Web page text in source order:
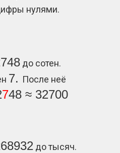
нулями.
до сотен.
7. После неё
748 ≈ 32700
до тысяч.